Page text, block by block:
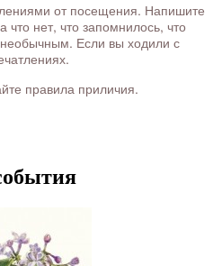
от посещения. Напишите
что нет, что запомнилось, что
Если вы ходили с
правила приличия.